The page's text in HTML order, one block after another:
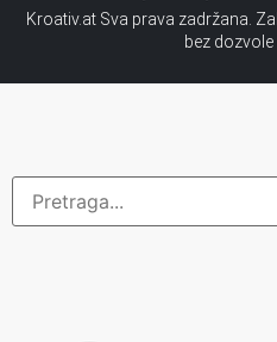
Kroativ.at Sva prava zadržana.
bez